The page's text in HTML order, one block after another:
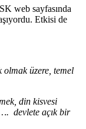
web sayfasında
Etkisi de
üzere, temel
din kisvesi
devlete açık bir